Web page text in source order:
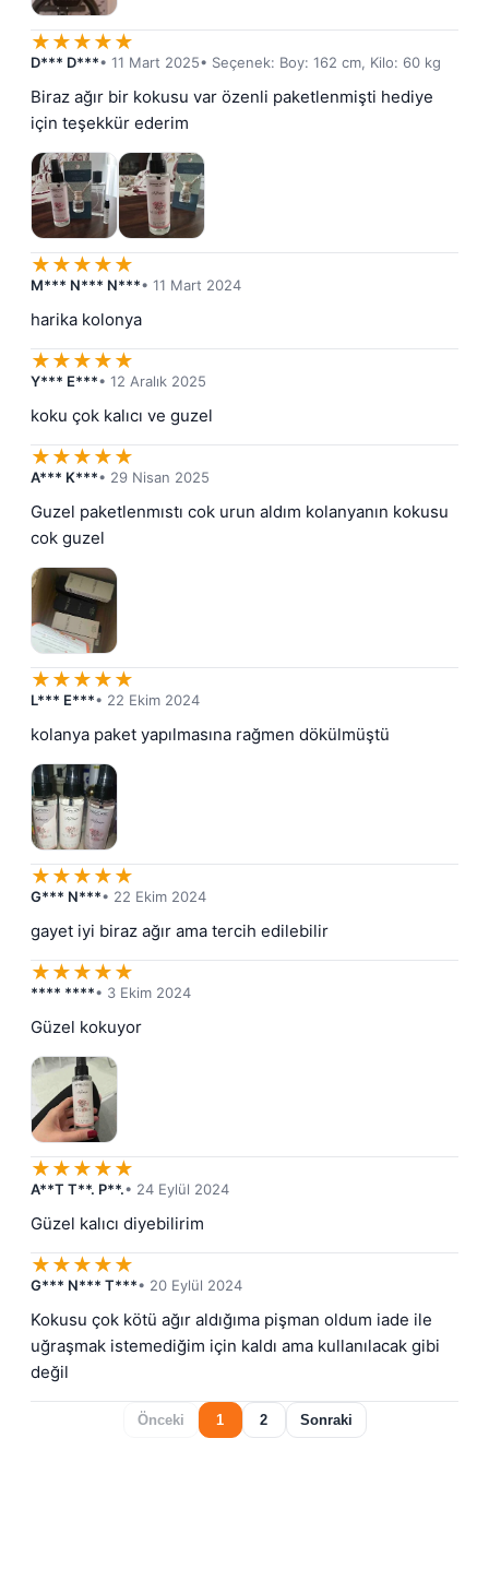
★★★★★
D*** D***• 11 Mart 2025• Seçenek: Boy: 162 cm, Kilo: 60 kg
Biraz ağır bir kokusu var özenli paketlenmişti hediye
için teşekkür ederim
★★★★★
M*** N*** N***• 11 Mart 2024
harika kolonya
★★★★★
Y*** E***• 12 Aralık 2025
koku çok kalıcı ve guzel
★★★★★
A*** K***• 29 Nisan 2025
Guzel paketlenmıstı cok urun aldım kolanyanın kokusu
cok guzel
★★★★★
L*** E***• 22 Ekim 2024
kolanya paket yapılmasına rağmen dökülmüştü
★★★★★
G*** N***• 22 Ekim 2024
gayet iyi biraz ağır ama tercih edilebilir
★★★★★
**** ****• 3 Ekim 2024
Güzel kokuyor
★★★★★
A**T T**. P**.• 24 Eylül 2024
Güzel kalıcı diyebilirim
★★★★★
G*** N*** T***• 20 Eylül 2024
Kokusu çok kötü ağır aldığıma pişman oldum iade ile
uğraşmak istemediğim için kaldı ama kullanılacak gibi
değil
Önceki 1 2 Sonraki